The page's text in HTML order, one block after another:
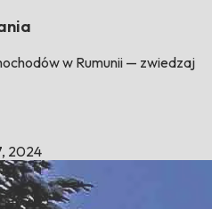
w Rumunii — zwiedzaj
2024